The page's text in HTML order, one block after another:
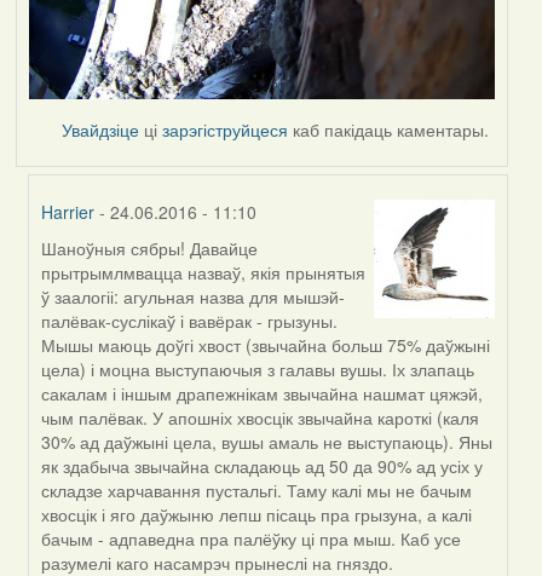
Увайдзіце цізарэгіструйцеся каб пакідаць каментары.
Harrier - 24.06.2016 - 11:10
In
reply
to
by
Ирина
Шаноўныя сябры! Давайце
прытрымлмвацца назваў, якія прынятыя
ў заалогіі: агульная назва для мышэй-
палёвак-суслікаў і вавёрак - грызуны.
Мышы маюць доўгі хвост (звычайна больш 75% даўжыні
цела) і моцна выступаючыя з галавы вушы. Іх злапаць
сакалам і іншым драпежнікам звычайна нашмат цяжэй,
чым палёвак. У апошніх хвосцік звычайна кароткі (каля
30% ад даўжыні цела, вушы амаль не выступаюць). Яны
як здабыча звычайна складаюць ад 50 да 90% ад усіх у
складзе харчавання пустальгі. Таму калі мы не бачым
хвосцік і яго даўжыню лепш пісаць пра грызуна, а калі
бачым - адпаведна пра палёўку ці пра мыш. Каб усе
разумелі каго насамрэч прынеслі на гняздо.